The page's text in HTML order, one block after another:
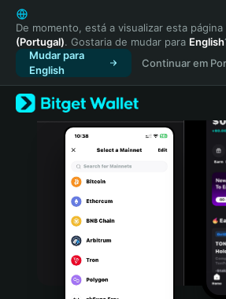
English
日本語
Tiếng Việt
Русский
Español (Latinoamérica)
Türkçe
Italiano
Português (Portugal)
Bahasa Indonesia
De momento, está a visualizar esta página
(Portugal). Gostaria de mudar para English
Mudar para
English
Continuar em